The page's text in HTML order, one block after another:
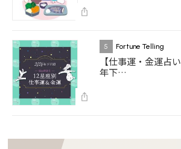
5 Fortune Telling
【仕事運・金運占
年下…